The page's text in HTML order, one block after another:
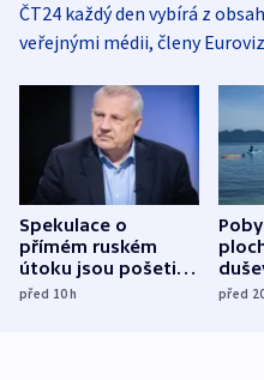
ČT24 každý den vybírá z
veřejnými médii, členy
Spekulace o
přímém ruském
útoku jsou pošetilé,
míní estonský
před 10h před